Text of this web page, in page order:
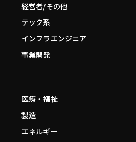
経営者/その他
テック系
インフラエンジニア
事業開発
医療・福祉
製造
エネルギー